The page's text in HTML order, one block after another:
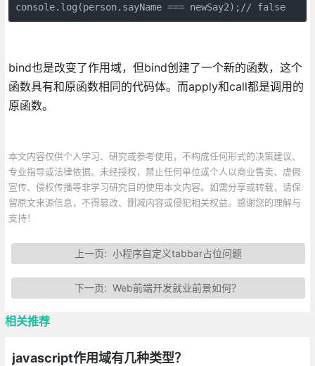
console.log(person.sayName === newSay2);// false
bind也是改变了作用域，但bind创建了一个新的函数，这个
函数具有和原函数相同的代码体。而apply和call都是调用的
原函数。
本文内容仅供个人学习、研究或参考使用，不构成任何形式的决策建议、
专业指导或法律依据。未经授权，禁止任何单位或个人以商业售卖、虚假
宣传、侵权传播等非学习研究目的使用本文内容。如需分享或转载，请保
留原文来源信息，不得篡改、删减内容或侵犯相关权益。感谢您的理解与
支持！
上一页: 小程序自定义tabbar占位问题
下一页:Web前端开发就业前景如何？
相关推荐
javascript作用域有几种类型？